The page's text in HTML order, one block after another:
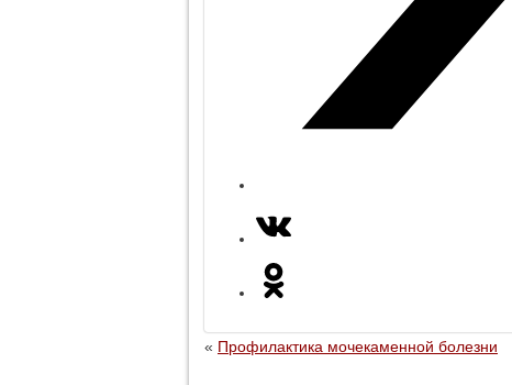
« Профилактика мочекаменной болезни